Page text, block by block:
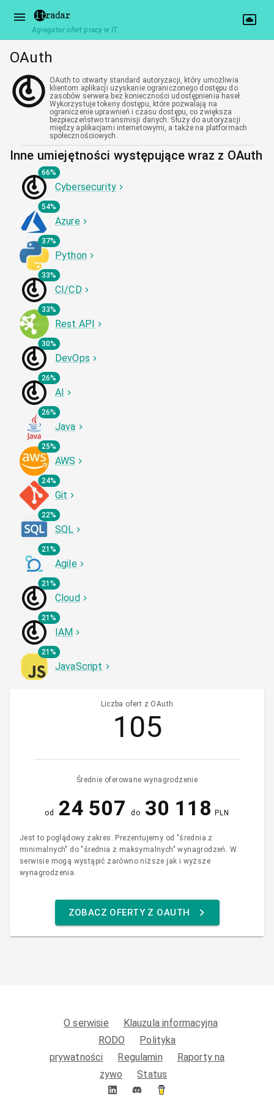
Agregator ofert pracy w IT
OAuth
OAuth to otwarty standard autoryzacji, który umożliwia
klientom aplikacji uzyskanie ograniczonego dostępu do
zasobów serwera bez konieczności udostępnienia haseł.
Wykorzystuje tokeny dostępu, które pozwalają na
ograniczenie uprawnień i czasu dostępu, co zwiększa
bezpieczeństwo transmisji danych. Służy do autoryzacji
między aplikacjami internetowymi, a także na platformach
społecznościowych.
Inne umiejętności występujące wraz z OAuth
66%
Cybersecurity
54%
Azure
37%
Python
33%
CI/CD
33%
Rest API
30%
DevOps
26%
AI
26%
Java
25%
AWS
24%
Git
22%
SQL
21%
Agile
21%
Cloud
21%
IAM
21%
JavaScript
Liczba ofert z OAuth
105
Średnie oferowane wynagrodzenie
od 24 507 do 30 118 PLN
Jest to poglądowy zakres. Prezentujemy od "średnia z
minimalnych" do "średnia z maksymalnych" wynagrodzeń. W
serwisie mogą wystąpić zarówno niższe jak i wyższe
wynagrodzenia.
ZOBACZ OFERTY Z OAUTH
O serwisie
Klauzula informacyjna
RODO
Polityka
prywatności
Regulamin
Raporty na
żywo
Status